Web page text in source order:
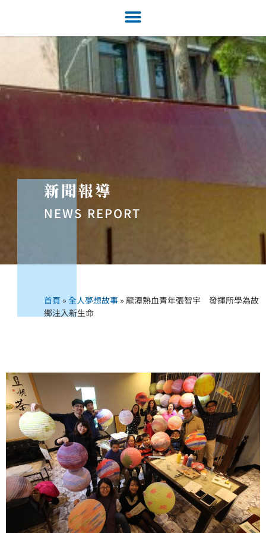
新聞報導
NEWS REPORT
首頁 »全人夢想故事 »龍潭熱血青年張智宇 發揮所學為故
鄉注入新生命